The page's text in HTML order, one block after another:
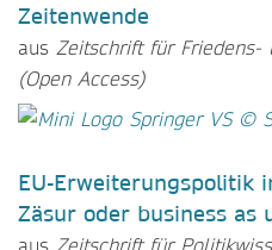
Zeitenwende
aus Zeitschrift für Friedens-
(Open Access)
EU-Erweiterungspolitik
Zäsur oder business as
aus Zeitschrift für